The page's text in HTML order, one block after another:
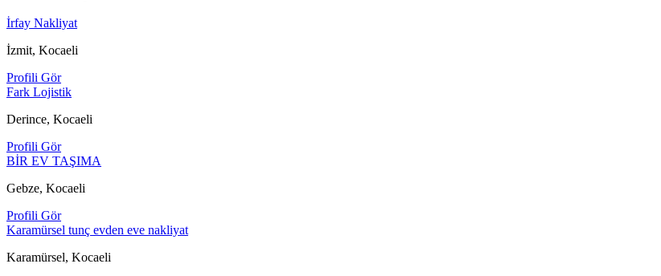
İrfay Nakliyat
İzmit, Kocaeli
Profili Gör
Fark Lojistik
Derince, Kocaeli
Profili Gör
BİR EV TAŞIMA
Gebze, Kocaeli
Profili Gör
Karamürsel tunç evden eve nakliyat
Karamürsel, Kocaeli